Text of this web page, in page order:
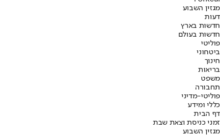
מגזין השבוע
דעות
חדשות בארץ
חדשות בעולם
פוליטי
ביטחוני
חינוך
בריאות
משפט
תחבורה
פוליטי-מדיני
כללי ומידע
דף הבית
זמני כניסת וצאת שבת
מגזין השבוע